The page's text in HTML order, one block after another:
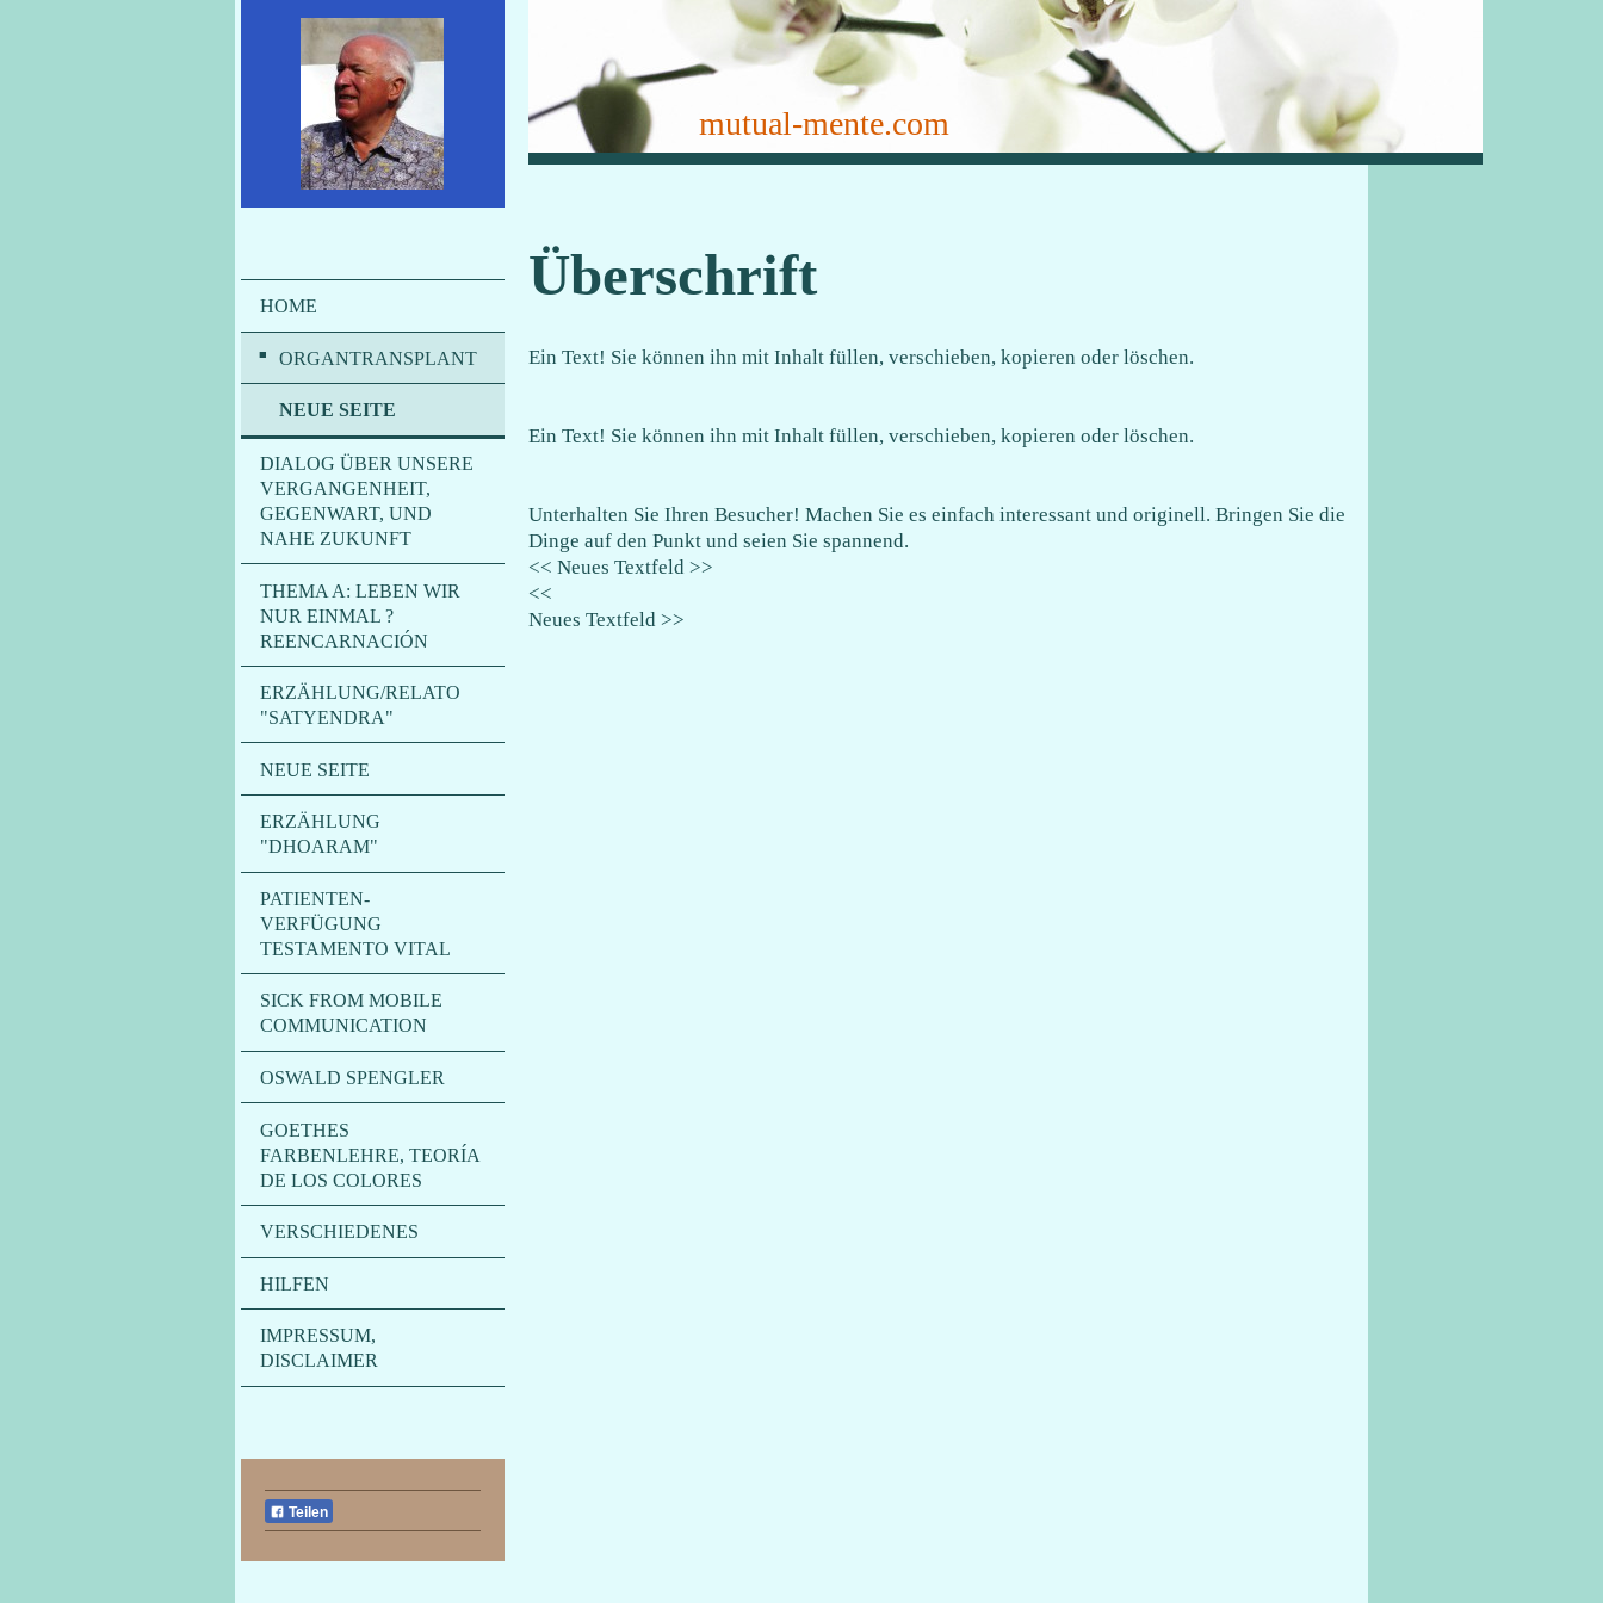
HOME
ORGANTRANSPLANT
NEUE SEITE
DIALOG ÜBER UNSERE
VERGANGENHEIT,
GEGENWART, UND
NAHE ZUKUNFT
THEMA A: LEBEN WIR
NUR EINMAL ?
REENCARNACIÓN
ERZÄHLUNG/RELATO
"SATYENDRA"
NEUE SEITE
ERZÄHLUNG
"DHOARAM"
PATIENTEN-
VERFÜGUNG
TESTAMENTO VITAL
SICK FROM MOBILE
COMMUNICATION
OSWALD SPENGLER
GOETHES
FARBENLEHRE, TEORÍA
DE LOS COLORES
VERSCHIEDENES
HILFEN
IMPRESSUM,
DISCLAIMER
Teilen
mutual-mente.com
Überschrift
Ein Text! Sie können ihn mit Inhalt füllen, verschieben, kopieren oder löschen.
Ein Text! Sie können ihn mit Inhalt füllen, verschieben, kopieren oder löschen.
Unterhalten Sie Ihren Besucher! Machen Sie es einfach interessant und originell. Bringen Sie die
Dinge auf den Punkt und seien Sie spannend.
<< Neues Textfeld >>
<<
Neues Textfeld >>